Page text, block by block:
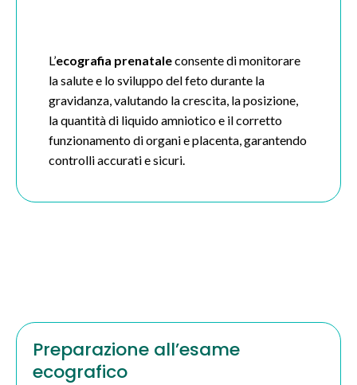
L’ecografia prenataleconsente di monitorare
la salute e lo sviluppo del feto durante la
gravidanza, valutando la crescita, la posizione,
la quantità di liquido amniotico e il corretto
funzionamento di organi e placenta, garantendo
controlli accurati e sicuri.
Preparazione all’esame
ecografico